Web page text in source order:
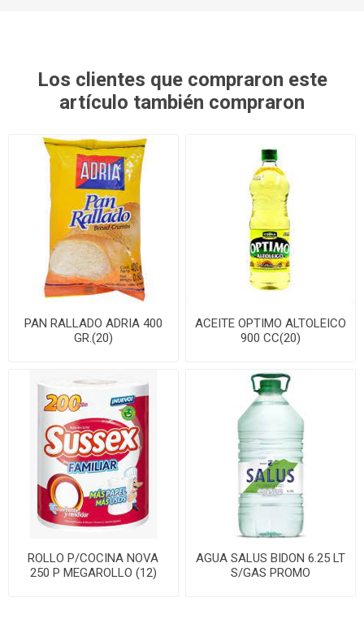
Los clientes que compraron este
artículo también compraron
PAN RALLADO ADRIA 400
GR.(20)
ACEITE OPTIMO ALTOLEICO
900 CC(20)
ROLLO P/COCINA NOVA
250 P MEGAROLLO (12)
AGUA SALUS BIDON 6.25 LT
S/GAS PROMO